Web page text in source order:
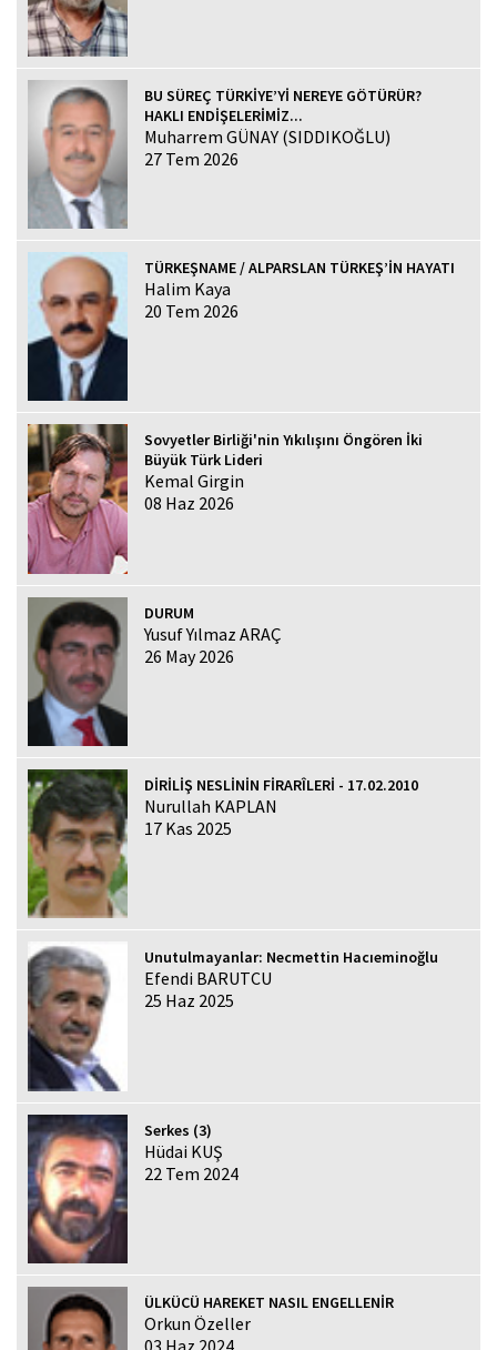
BU SÜREÇ TÜRKİYE’Yİ NEREYE GÖTÜRÜR?
HAKLI ENDİŞELERİMİZ...
Muharrem GÜNAY (SIDDIKOĞLU)
27 Tem 2026
TÜRKEŞNAME / ALPARSLAN TÜRKEŞ’İN HAYATI
Halim Kaya
20 Tem 2026
Sovyetler Birliği'nin Yıkılışını Öngören İki
Büyük Türk Lideri
Kemal Girgin
08 Haz 2026
DURUM
Yusuf Yılmaz ARAÇ
26 May 2026
DİRİLİŞ NESLİNİN FİRARÎLERİ - 17.02.2010
Nurullah KAPLAN
17 Kas 2025
Unutulmayanlar: Necmettin Hacıeminoğlu
Efendi BARUTCU
25 Haz 2025
Serkes (3)
Hüdai KUŞ
22 Tem 2024
ÜLKÜCÜ HAREKET NASIL ENGELLENİR
Orkun Özeller
03 Haz 2024